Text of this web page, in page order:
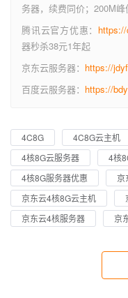
务器，续费同价；200M
腾讯云官方优惠：
器秒杀38元1年起
京东云服务器： https://
百度云服务器： https://
4C8G 4C8G云主机
4核8G云服务器
4核
4核8G服务器优惠
京
京东云4核8G云主机
京东云4核服务器
京